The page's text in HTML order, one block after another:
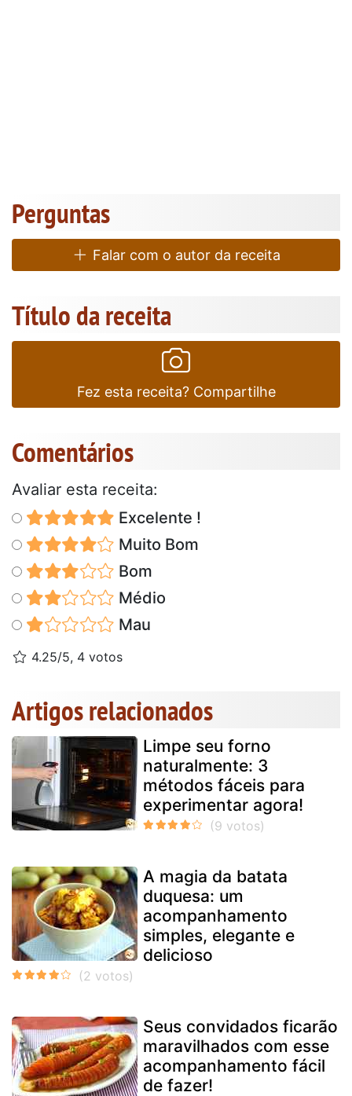
Perguntas
Falar com o autor da receita
Título da receita
Fez esta receita? Compartilhe
Comentários
Avaliar esta receita:
Excelente !
Muito Bom
Bom
Médio
Mau
4.25/5, 4 votos
Artigos relacionados
Limpe seu forno
naturalmente: 3
métodos fáceis para
experimentar agora!
A magia da batata
duquesa: um
acompanhamento
simples, elegante e
delicioso
Seus convidados ficarão
maravilhados com esse
acompanhamento fácil
de fazer!